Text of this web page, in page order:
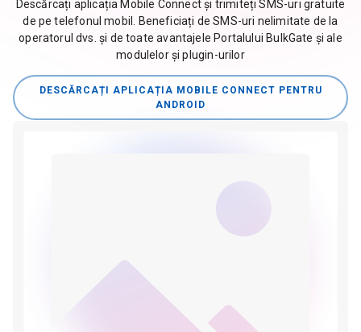
Descărcați aplicația Mobile Connect și trimiteți SMS-uri gratuite
de pe telefonul mobil. Beneficiați de SMS-uri nelimitate de la
operatorul dvs. și de toate avantajele Portalului BulkGate și ale
modulelor și plugin-urilor
DESCĂRCAȚI APLICAȚIA MOBILE CONNECT PENTRU
ANDROID